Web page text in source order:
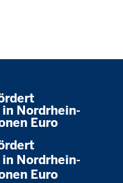
Nordrhein-
Euro
Nordrhein-
Euro